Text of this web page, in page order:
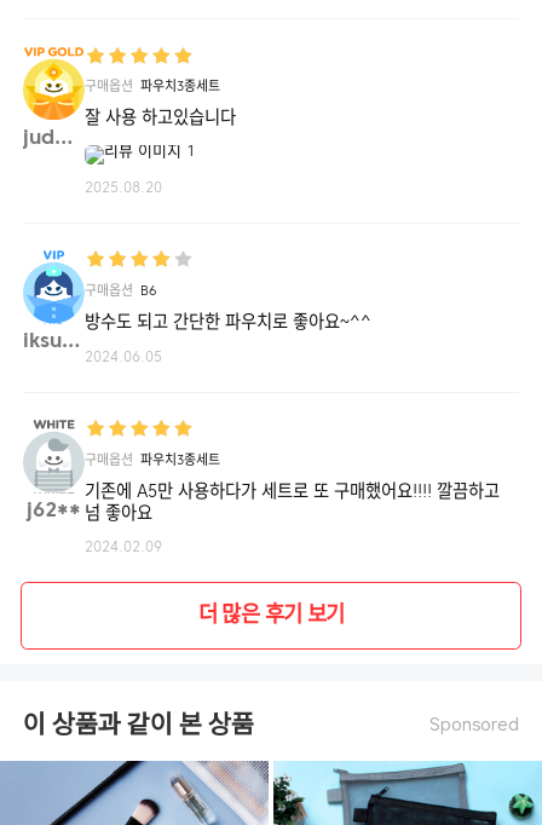
judel**
구매옵션 파우치3종세트
잘 사용 하고있습니다
2025.08.20
iksuk**
구매옵션 B6
방수도 되고 간단한 파우치로 좋아요~^^
2024.06.05
j62**
구매옵션 파우치3종세트
기존에 A5만 사용하다가 세트로 또 구매했어요!!!! 깔끔하고
넘 좋아요
2024.02.09
더 많은 후기 보기
이 상품과 같이 본 상품 Sponsored